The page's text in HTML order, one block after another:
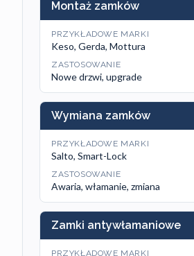
Montaż zamków
PRZYKŁADOWE MARKI
Keso, Gerda, Mottura
ZASTOSOWANIE
Nowe drzwi, upgrade
Wymiana zamków
PRZYKŁADOWE MARKI
Salto, Smart-Lock
ZASTOSOWANIE
Awaria, włamanie, zmiana
Zamki antywłamaniowe
PRZYKŁADOWE MARKI